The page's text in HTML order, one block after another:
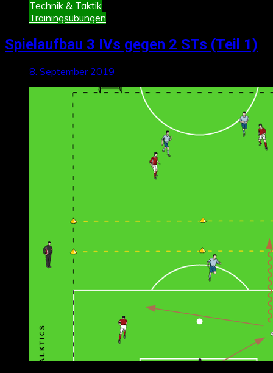
Technik & Taktik
Trainingsübungen
Spielaufbau 3 IVs gegen 2 STs (Teil 1)
8. September 2019